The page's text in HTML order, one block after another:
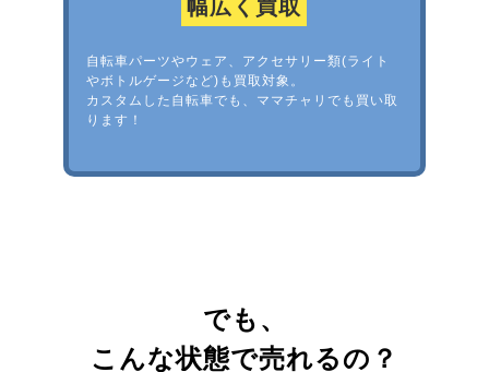
幅広く買取
自転車パーツやウェア、アクセサリー類(ライト
やボトルゲージなど)も買取対象。
カスタムした自転車でも、ママチャリでも買い取
ります！
でも、
こんな状態で売れるの？